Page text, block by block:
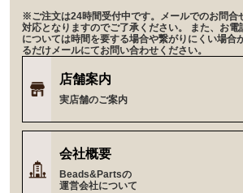
※ご注文は24時間受付中です。メールでのお問合
対応となりますのでご了承ください。 また、お電
については時間を要する場合や繋がりにくい場合
るだけメールにてお問い合わせください。
店舗案内
実店舗のご案内
会社概要
Beads&Partsの
運営会社について